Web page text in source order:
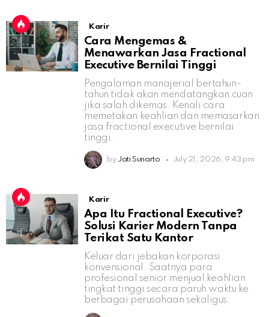
Karir
Cara Mengemas &
Menawarkan Jasa Fractional
Executive Bernilai Tinggi
Pengalaman manajerial bertahun-
tahun tidak akan mendatangkan cuan
jika salah dikemas. Kenali cara
memetakan keahlian dan memasarkan
jasa fractional executive bernilai
tinggi.
by Jati Sunarto July 21, 2026, 9:43 pm
Karir
Apa Itu Fractional Executive?
Solusi Karier Modern Tanpa
Terikat Satu Kantor
Keluar dari jebakan korporasi
konvensional. Saatnya para
profesional senior menjual keahlian
tingkat tinggi secara paruh waktu ke
berbagai perusahaan sekaligus.